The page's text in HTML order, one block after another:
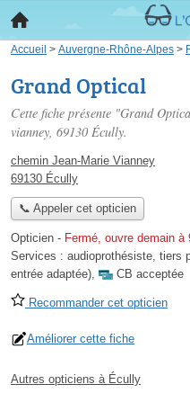
Accueil > Auvergne-Rhône-Alpes >
Grand Optical
Cette fiche présente "Grand
vianney, 69130 Écully.
chemin Jean-Marie Vianney
69130 Écully
📞 Appeler cet opticien
Opticien - Fermé, ouvre demain à
Services : audioprothésiste, tiers
entrée adaptée), CB acceptée
Recommander cet opticien
Améliorer cette fiche
Autres opticiens à Écully